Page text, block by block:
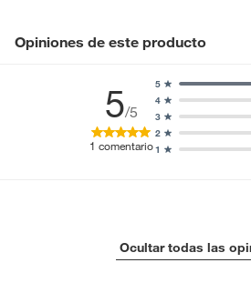
Opiniones de este producto
5/5
1 comentario1
2
3
4
5
Ocultar todas las